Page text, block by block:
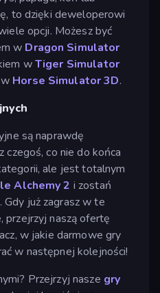
to dzięki deweloperowi
opcji. Możesz być
w Dragon Simulator
wTiger Simulator
Horse Simulator 3D.
są naprawdę
czegoś, co nie do końca
ale jest totalnym
Alchemy 2 i zostań
już zagrasz w te
przejrzyj naszą ofertę
w jakie darmowe gry
w następnej kolejności!
Przejrzyj nasze gry